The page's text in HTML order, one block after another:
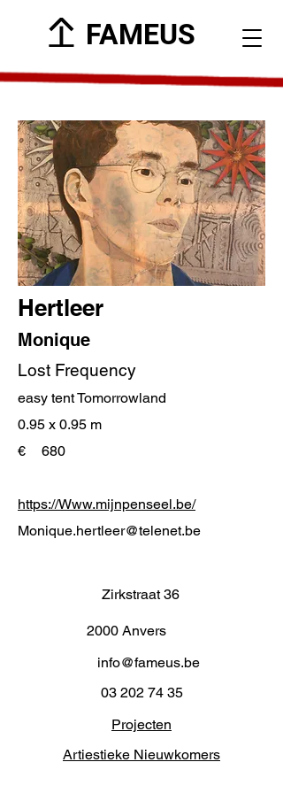
FAMEUS
Hertleer
Monique
Lost Frequency
easy tent Tomorrowland
0.95 x 0.95 m
€
680
https://Www.mijnpenseel.be/
Monique.hertleer@telenet.be
Zirkstraat 36
2000 Anvers
info@fameus.be
03 202 74 35
Projecten
Artiestieke Nieuwkomers